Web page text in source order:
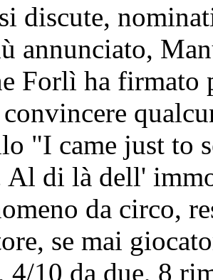
discute,
annunciato,
Forlì ha firmato
"I came just to
Al di là dell'
da circo,
se mai
4/10 da due, 8